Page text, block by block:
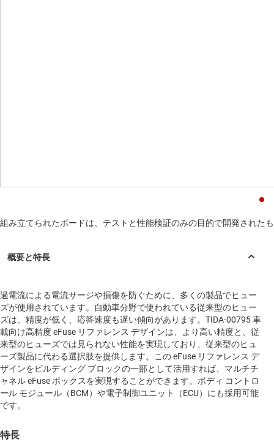
過電流による電流サージや損傷を防ぐために、多くの製品でヒュー
ズが使用されています。自動車分野で使われている従来型のヒュー
ズは、精度が低く、応答速度も遅い傾向があります。TIDA-00795 車
載向け高精度 eFuse リファレンス デザインは、より高い精度と、従
来型のヒューズでは見られない性能を実現しており、従来型のヒュ
ーズ製品に代わる選択肢を提供します。この eFuse リファレンス デ
ザインをビルディング ブロックの一部として活用すれば、マルチチ
ャネル eFuse ボックスを実現することができます。ボディ コントロ
ール モジュール（BCM）や電子制御ユニット（ECU）にも採用可能
です。
特長
組み立てられたボードは、テストと性能検証のみの目的で開発された